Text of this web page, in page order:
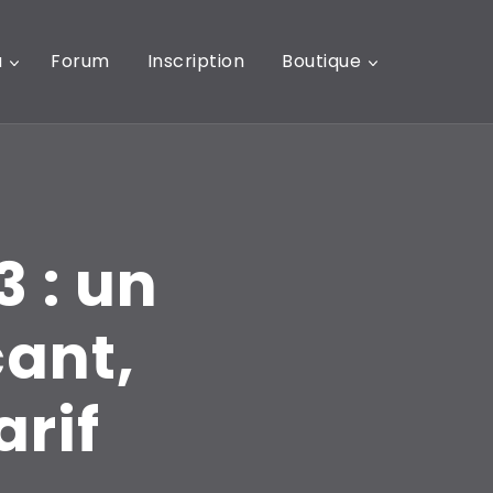
Forum Inscription Boutique
: un